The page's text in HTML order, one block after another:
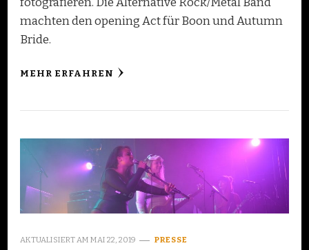
machten den opening Act für Boon und Autumn
Bride.
MEHR ERFAHREN
AKTUALISIERT AM MAI 22, 2019 PRESSE